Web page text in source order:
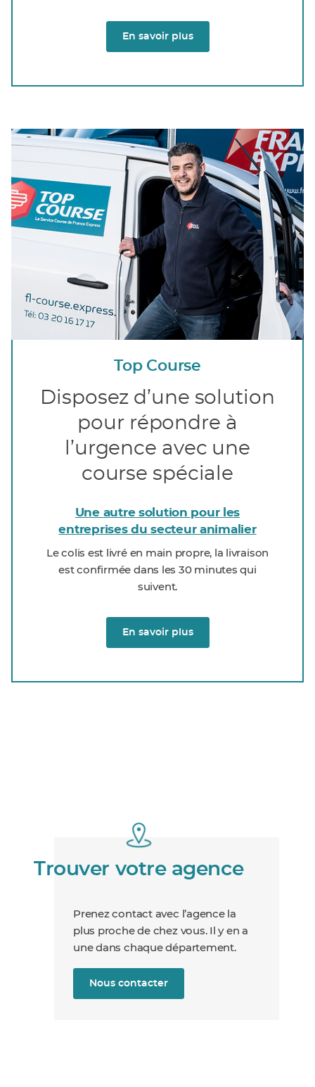
En savoir plus
Top Course
Disposez d’une solution
pour répondre à
l’urgence avec une
course spéciale
Une autre solution pour les
entreprises du secteur animalier
Le colis est livré en main propre, la livraison
est confirmée dans les 30 minutes qui
suivent.
En savoir plus
Trouver votre agence
Prenez contact avec l’agence la
plus proche de chez vous. Il y en a
une dans chaque département.
Nous contacter